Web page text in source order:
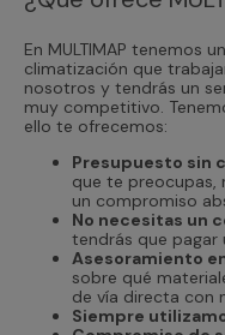
En MULTIMAP tenemos
climatización que
nosotros y tendrás un
muy competitivo.
ello te ofrecemos:
Presupuesto sin
que te preocupas,
un compromiso
No necesitas un
tendrás que pagar
Asesoramiento
sobre qué
de vía directa con
Siempre